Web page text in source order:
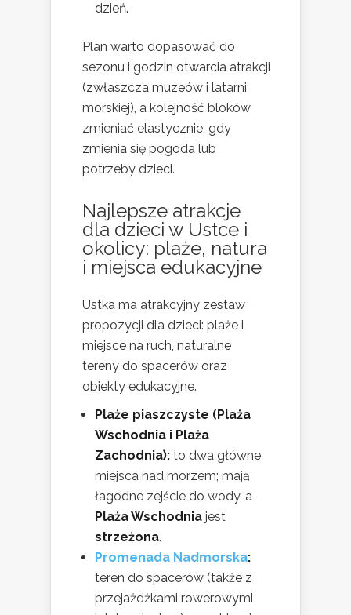
dzień.
Plan warto dopasować do
sezonu i godzin otwarcia atrakcji
(zwłaszcza muzeów i latarni
morskiej), a kolejność bloków
zmieniać elastycznie, gdy
zmienia się pogoda lub
potrzeby dzieci.
Najlepsze atrakcje
dla dzieci w Ustce i
okolicy: plaże, natura
i miejsca edukacyjne
Ustka ma atrakcyjny zestaw
propozycji dla dzieci: plaże i
miejsce na ruch, naturalne
tereny do spacerów oraz
obiekty edukacyjne.
Plaże piaszczyste (Plaża
Wschodnia i Plaża
Zachodnia): to dwa główne
miejsca nad morzem; mają
łagodne zejście do wody, a
Plaża Wschodnia jest
strzeżona.
Promenada Nadmorska:
teren do spacerów (także z
przejażdżkami rowerowymi